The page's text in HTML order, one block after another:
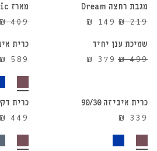
32%
הנחה
מגבת רחצה Dream
₪219
המחיר
היה:
₪ 219.
₪ 149
מארז basic יחיד
409
24%
הנחה
הוספה לסל
שמיכת ענן יחיד
₪499
המחיר
₪ 499.
₪ 379
₪ 379.
כרית
₪ 589
כרית איביזה 90/30
₪ 339
כרית דקל
₪ 449